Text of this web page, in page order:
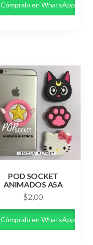
Cómpralo en WhatsApp
POD SOCKET
ANIMADOS A5A
$2,00
Cómpralo en WhatsApp